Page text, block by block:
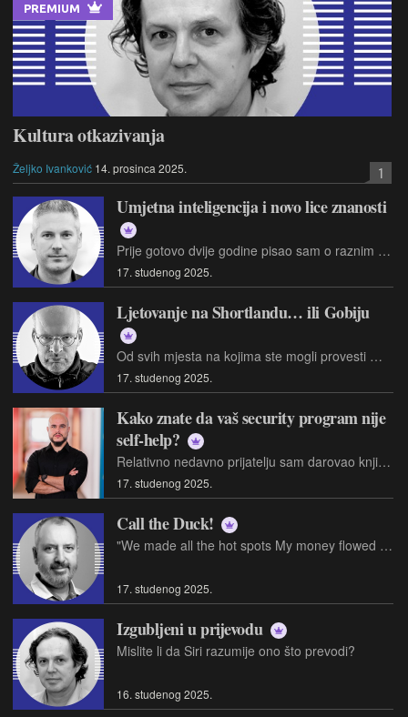
PREMIUM
Kultura otkazivanja
Željko Ivanković 14. prosinca 2025. 1
Umjetna inteligencija i novo lice znanosti
Prije gotovo dvije godine pisao sam o raznim upotrebama AI-ja u području medicine i farmacije…
17. studenog 2025.
Ljetovanje na Shortlandu… ili Gobiju
Od svih mjesta na kojima ste mogli provesti WW2, a da to barem donekle podsjeća na godišnji odmor, među prvima na popisu vjerojatno su bile izolirane japanske baze na pacifičkim otocima
17. studenog 2025.
Kako znate da vaš security program nije
self-help?
Relativno nedavno prijatelju sam darovao knjigu, i svidjela mu se. Komentar je bio: "Inače ne čitam self-help, ali ovo je baš super." Ostao sam napola u čudu, jer mi, iskreno, nije ni palo na pamet da se radi o self-helpu
17. studenog 2025.
Call the Duck!
"We made all the hot spots My money flowed like wine" Little Feat: "Dixie Chicken"
17. studenog 2025.
Izgubljeni u prijevodu
Mislite li da Siri razumije ono što prevodi?
16. studenog 2025.